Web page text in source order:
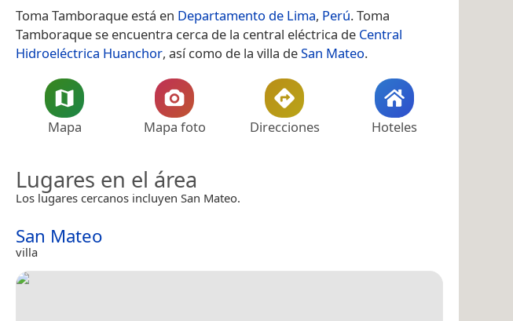
Toma Tamboraque está en Departamento de Lima, Perú. Toma
Tamboraque se encuentra cerca de la central eléctrica de Central
Hidroeléctrica Huanchor, así como de la villa deSan Mateo.
Mapa Mapa foto Direcciones Hoteles
Lugares en el área
Los lugares cercanos incluyen San Mateo.
San Mateo
villa